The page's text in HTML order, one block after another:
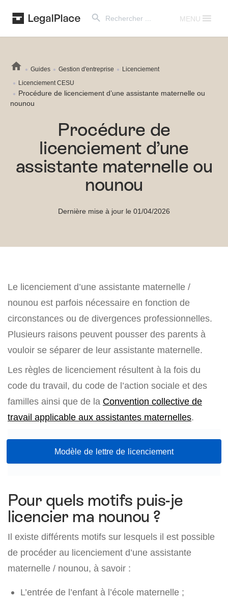
for:
MENU
Guides Gestion d'entreprise
Licenciement
Licenciement CESU
Procédure de licenciement d’une assistante maternelle ou
nounou
Procédure de
licenciement d’une
assistante maternelle ou
nounou
Dernière mise à jour le 01/04/2026
Le licenciement d’une assistante maternelle /
nounou est parfois nécessaire en fonction de
circonstances ou de divergences professionnelles.
Plusieurs raisons peuvent pousser des parents à
vouloir se séparer de leur assistante maternelle.
Les règles de licenciement résultent à la fois du
code du travail, du code de l’action sociale et des
familles ainsi que de la Convention collective de
travail applicable aux assistantes maternelles.
Modèle de lettre de licenciement
Pour quels motifs puis-je
licencier ma nounou ?
Il existe différents motifs sur lesquels il est possible
de procéder au licenciement d’une assistante
maternelle / nounou, à savoir :
L’entrée de l’enfant à l’école maternelle ;